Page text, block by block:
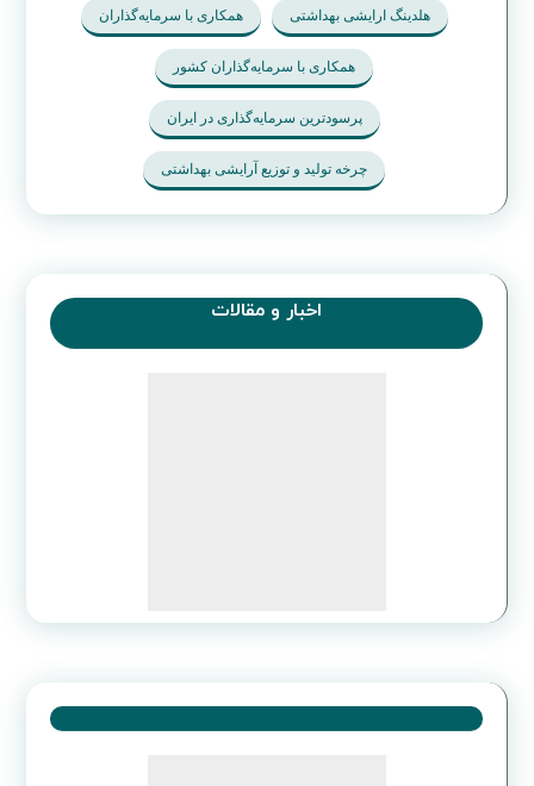
فراخوان نخبگان برای جذب سرمایه فروشگاه لوازم آرایش
لوازم بهداشتی محصولات آرایشی
نیاز به سرمایه گذار تهران هلدینگ آرایشی بهداشتی
هلدینگ ارایشی بهداشتی همکاری با سرمایه‌گذاران
پرسودترین سرمایه‌گذاری در ایران
چرخه تولید و توزیع آرایشی بهداشتی